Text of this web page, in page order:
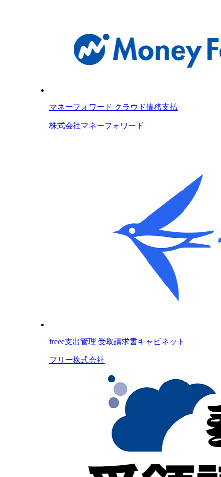
マネーフォワード クラウド債務支払
株式会社マネーフォワード
freee支出管理 受取請求書キャビネット
フリー株式会社